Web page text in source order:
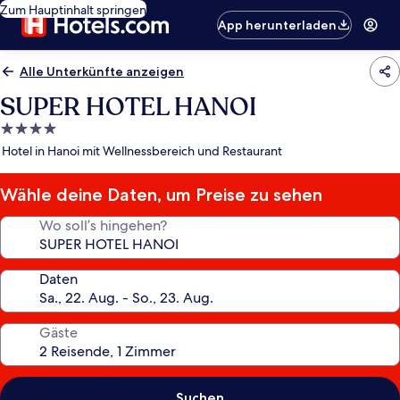
Zum Hauptinhalt springen
App herunterladen
Alle Unterkünfte anzeigen
SUPER HOTEL HANOI
4.0-
Sterne-
Hotel in Hanoi mit Wellnessbereich und Restaurant
Wähle deine Daten, um Preise zu sehen
Wo soll’s hingehen?
Daten
Gäste